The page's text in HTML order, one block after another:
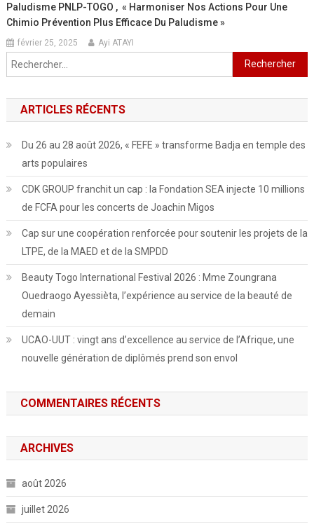
Paludisme PNLP-TOGO , « Harmoniser Nos Actions Pour Une
Chimio Prévention Plus Efficace Du Paludisme »
février 25, 2025 Ayi ATAYI
Rechercher :
ARTICLES RÉCENTS
Du 26 au 28 août 2026, « FEFE » transforme Badja en temple des
arts populaires
CDK GROUP franchit un cap : la Fondation SEA injecte 10 millions
de FCFA pour les concerts de Joachin Migos
Cap sur une coopération renforcée pour soutenir les projets de la
LTPE, de la MAED et de la SMPDD
Beauty Togo International Festival 2026 : Mme Zoungrana
Ouedraogo Ayessièta, l’expérience au service de la beauté de
demain
UCAO-UUT : vingt ans d’excellence au service de l’Afrique, une
nouvelle génération de diplômés prend son envol
COMMENTAIRES RÉCENTS
ARCHIVES
août 2026
juillet 2026